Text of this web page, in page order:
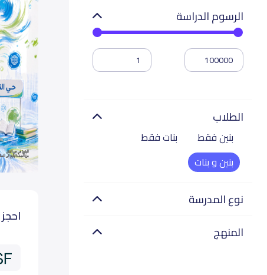
الرسوم الدراسة
الطلاب
بنين فقط
بنات فقط
بنين و بنات
نوع المدرسة
المنهج